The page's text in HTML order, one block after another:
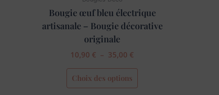
Bougie œuf bleu électrique
artisanale – Bougie décorative
originale
10,90 € – 35,00 €
Choix des options
produit